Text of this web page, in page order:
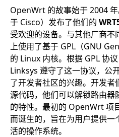
OpenWrt 的故事始于 2004 年
于 Cisco）发布了他们的
受欢迎的设备。与其他厂商
上使用了基于 GPL（GNU
的 Linux 内核。根据 GPL 协
Linksys 遵守了这一协议，公
了开发者社区的兴趣。开发
源代码，他们可以解锁路由
的特性。最初的 OpenWrt 项
而诞生的，旨在为用户提供一
活的操作系统。